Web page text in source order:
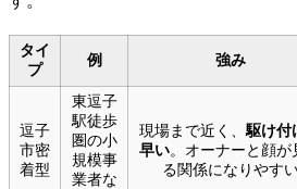
タイ
プ
例 強み
逗子
市密
着型
東逗子
駅徒歩
圏の小
規模事
業者な
現場まで近く、 駆け付
早い。オーナーと顔が
る関係になりやす